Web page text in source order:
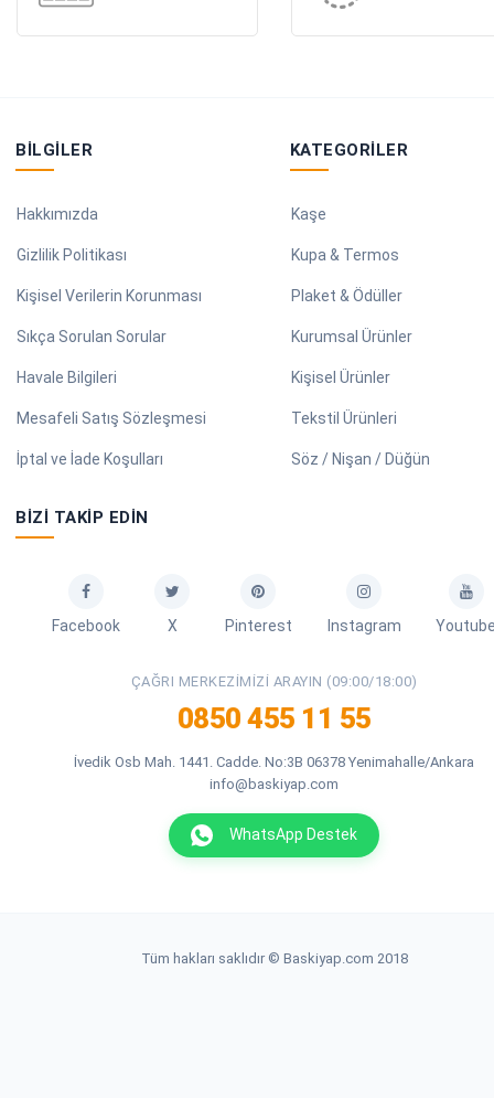
BILGILER
Hakkımızda
Gizlilik Politikası
Kişisel Verilerin Korunması
Sıkça Sorulan Sorular
Havale Bilgileri
Mesafeli Satış Sözleşmesi
İptal ve İade Koşulları
KATEGORILER
Kaşe
Kupa & Termos
Plaket & Ödüller
Kurumsal Ürünler
Kişisel Ürünler
Tekstil Ürünleri
Söz / Nişan / Düğün
BIZI TAKIP EDIN
Facebook X Pinterest Instagram
ÇAĞRI MERKEZIMIZI ARAYIN (09:00/18:00)
0850 455 11 55
İvedik Osb Mah. 1441. Cadde. No:3B 06378 Yenimahalle/Ankara
info@baskiyap.com
WhatsApp Destek
Tüm hakları saklıdır © Baskiyap.com 2018